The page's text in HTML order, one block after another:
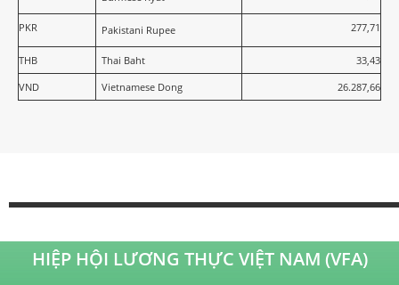
PKR Pakistani Rupee 277,71
THB Thai Baht
33,43
VND
Vietnamese Dong 26.287,66
HIỆP HỘI LƯƠNG THỰC VIỆT NAM (VFA)